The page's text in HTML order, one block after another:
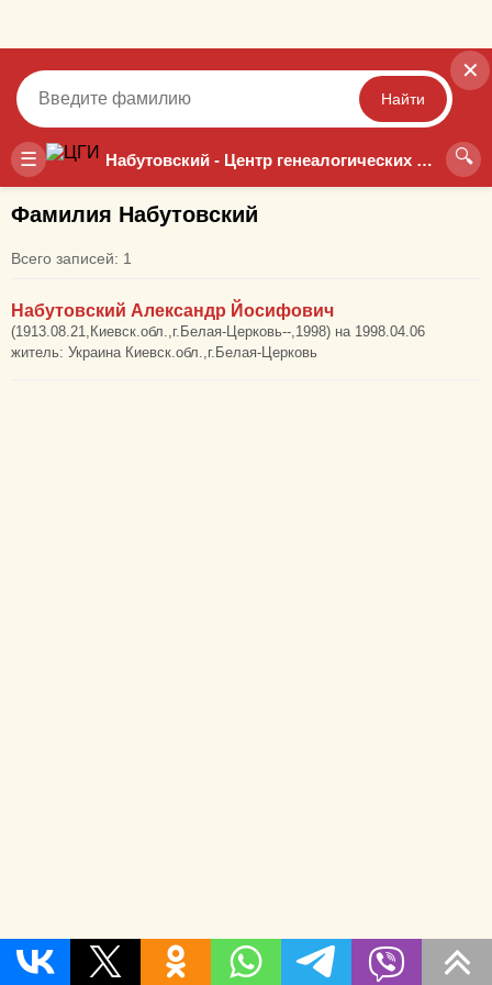
☰ Набутовский - Центр генеалогических исследований 🔍
✕
Найти
Точный Неточный
Фамилия Набутовский
Всего записей: 1
Набутовский Александр Йосифович
(1913.08.21,Киевск.обл.,г.Белая-Церковь--,1998) на 1998.04.06
житель: Украина Киевск.обл.,г.Белая-Церковь